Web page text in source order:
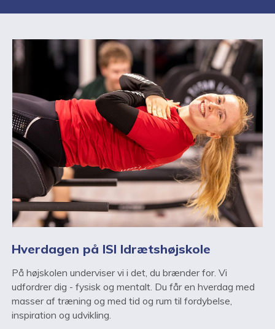
Hverdagen på ISI Idrætshøjskole
På højskolen underviser vi i det, du brænder for. Vi
udfordrer dig - fysisk og mentalt. Du får en hverdag med
masser af træning og med tid og rum til fordybelse,
inspiration og udvikling.